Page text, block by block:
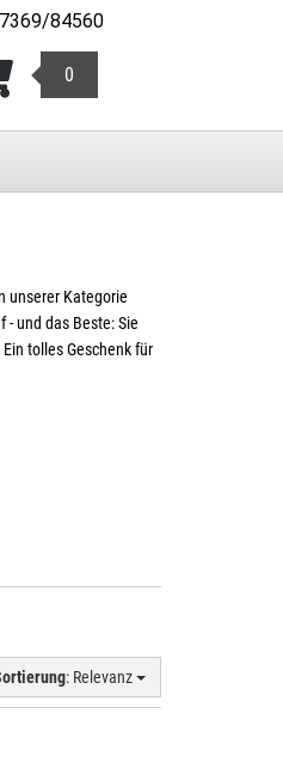
84560
0
unserer Kategorie
und das Beste: Sie
tolles Geschenk für
: Relevanz